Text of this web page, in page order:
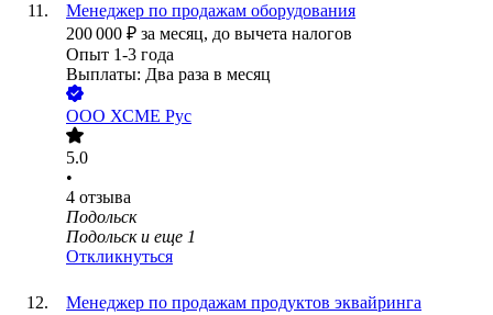
Менеджер по продажам оборудования
200 000 ₽ за месяц, до вычета налогов
Опыт 1-3 года
Выплаты: Два раза в месяц
ООО ХСМЕ Рус
5.0
•
4 отзыва
Подольск
Подольск и еще 1
Откликнуться
Менеджер по продажам продуктов эквайринга